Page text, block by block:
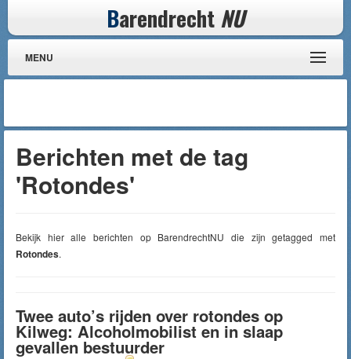
Barendrecht NU
MENU
Berichten met de tag
'Rotondes'
Bekijk hier alle berichten op BarendrechtNU die zijn getagged met
Rotondes.
Twee auto’s rijden over rotondes op
Kilweg: Alcoholmobilist en in slaap
gevallen bestuurder